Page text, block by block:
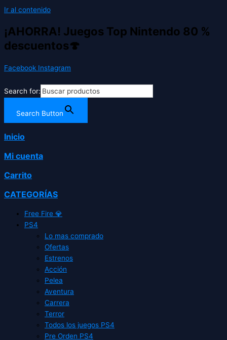
Ir al contenido
¡AHORRA! Juegos Top Nintendo 80 %
descuentos🍄
Facebook Instagram
Search for:
Search Button
Inicio
Mi cuenta
Carrito
CATEGORÍAS
Free Fire 💎
PS4
Lo mas comprado
Ofertas
Estrenos
Acción
Pelea
Aventura
Carrera
Terror
Todos los juegos PS4
Pre Orden PS4